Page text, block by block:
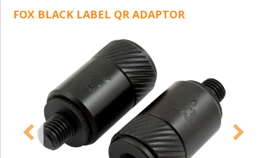
FOX BLACK LABEL QR ADAPTOR